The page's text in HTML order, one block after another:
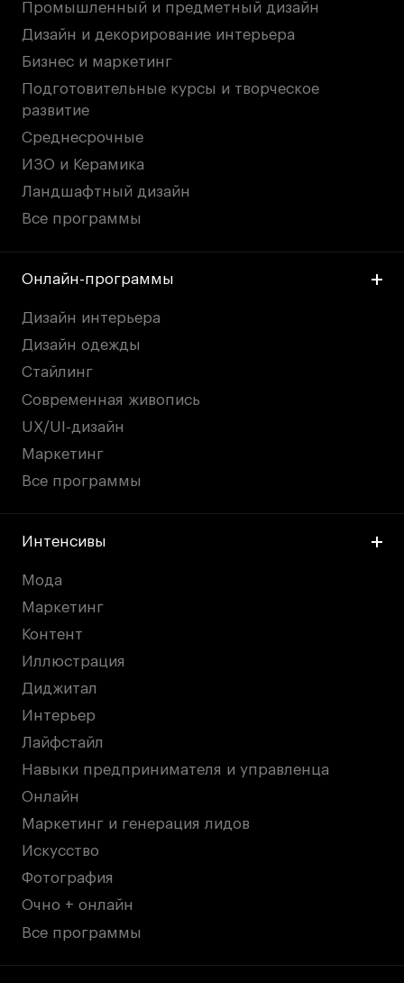
Промышленный и предметный дизайн
Дизайн и декорирование интерьера
Бизнес и маркетинг
Подготовительные курсы и творческое
развитие
Среднесрочные
ИЗО и Керамика
Ландшафтный дизайн
Все программы
Онлайн-программы
Дизайн интерьера
Дизайн одежды
Стайлинг
Современная живопись
UX/UI-дизайн
Маркетинг
Все программы
Интенсивы
Мода
Маркетинг
Контент
Иллюстрация
Диджитал
Интерьер
Лайфстайл
Навыки предпринимателя и управленца
Онлайн
Маркетинг и генерация лидов
Искусство
Фотография
Очно + онлайн
Все программы